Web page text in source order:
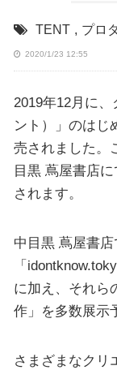
TENT , プロ
2020/1/23 12:55
2019年12月に
ント）」のはじ
売されました。
目黒 蔦屋書店
されます。
中目黒 蔦屋書店
「
に加え、それら
作」を多数展示
さまざまなクリ